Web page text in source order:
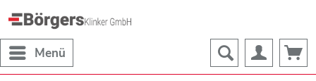
Menü